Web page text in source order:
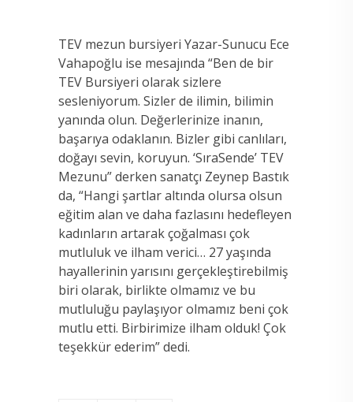
TEV mezun bursiyeri Yazar-Sunucu Ece
Vahapoğlu ise mesajında “Ben de bir
TEV Bursiyeri olarak sizlere
sesleniyorum. Sizler de ilimin, bilimin
yanında olun. Değerlerinize inanın,
başarıya odaklanın. Bizler gibi canlıları,
doğayı sevin, koruyun. ‘SıraSende’ TEV
Mezunu” derken sanatçı Zeynep Bastık
da, “Hangi şartlar altında olursa olsun
eğitim alan ve daha fazlasını hedefleyen
kadınların artarak çoğalması çok
mutluluk ve ilham verici… 27 yaşında
hayallerinin yarısını gerçekleştirebilmiş
biri olarak, birlikte olmamız ve bu
mutluluğu paylaşıyor olmamız beni çok
mutlu etti. Birbirimize ilham olduk! Çok
teşekkür ederim” dedi.